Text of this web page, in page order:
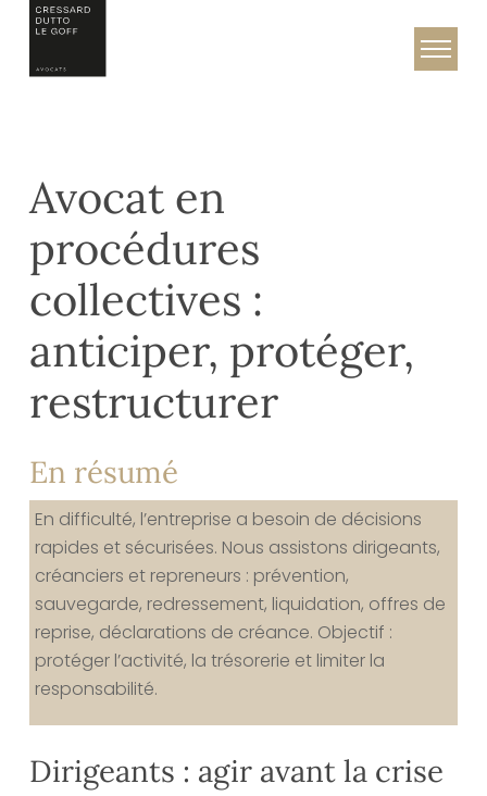
content
Avocat en
procédures
collectives :
anticiper, protéger,
restructurer
En résumé
En difficulté, l’entreprise a besoin de décisions
rapides et sécurisées. Nous assistons dirigeants,
créanciers et repreneurs : prévention,
sauvegarde, redressement, liquidation, offres de
reprise, déclarations de créance. Objectif :
protéger l’activité, la trésorerie et limiter la
responsabilité.
Dirigeants : agir avant la crise